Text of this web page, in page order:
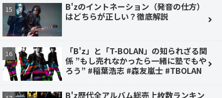
B'zのイントネーション（発音の仕方）
はどちらが正しい？徹底解説
「B'z」と「T-BOLAN」の知られざる関
係 ”もし売れなかったら一緒に塾でもや
ろう” #稲葉浩志 #森友嵐士 #TBOLAN
B'z歴代全アルバム総売上枚数ランキン